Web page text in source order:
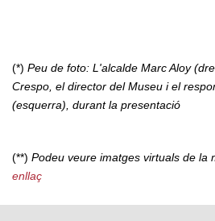
(*) Peu de foto: L'alcalde Marc Aloy
Crespo, el director del Museu i el
(esquerra), durant la presentació
(**) Podeu veure imatges virtuals de la
enllaç